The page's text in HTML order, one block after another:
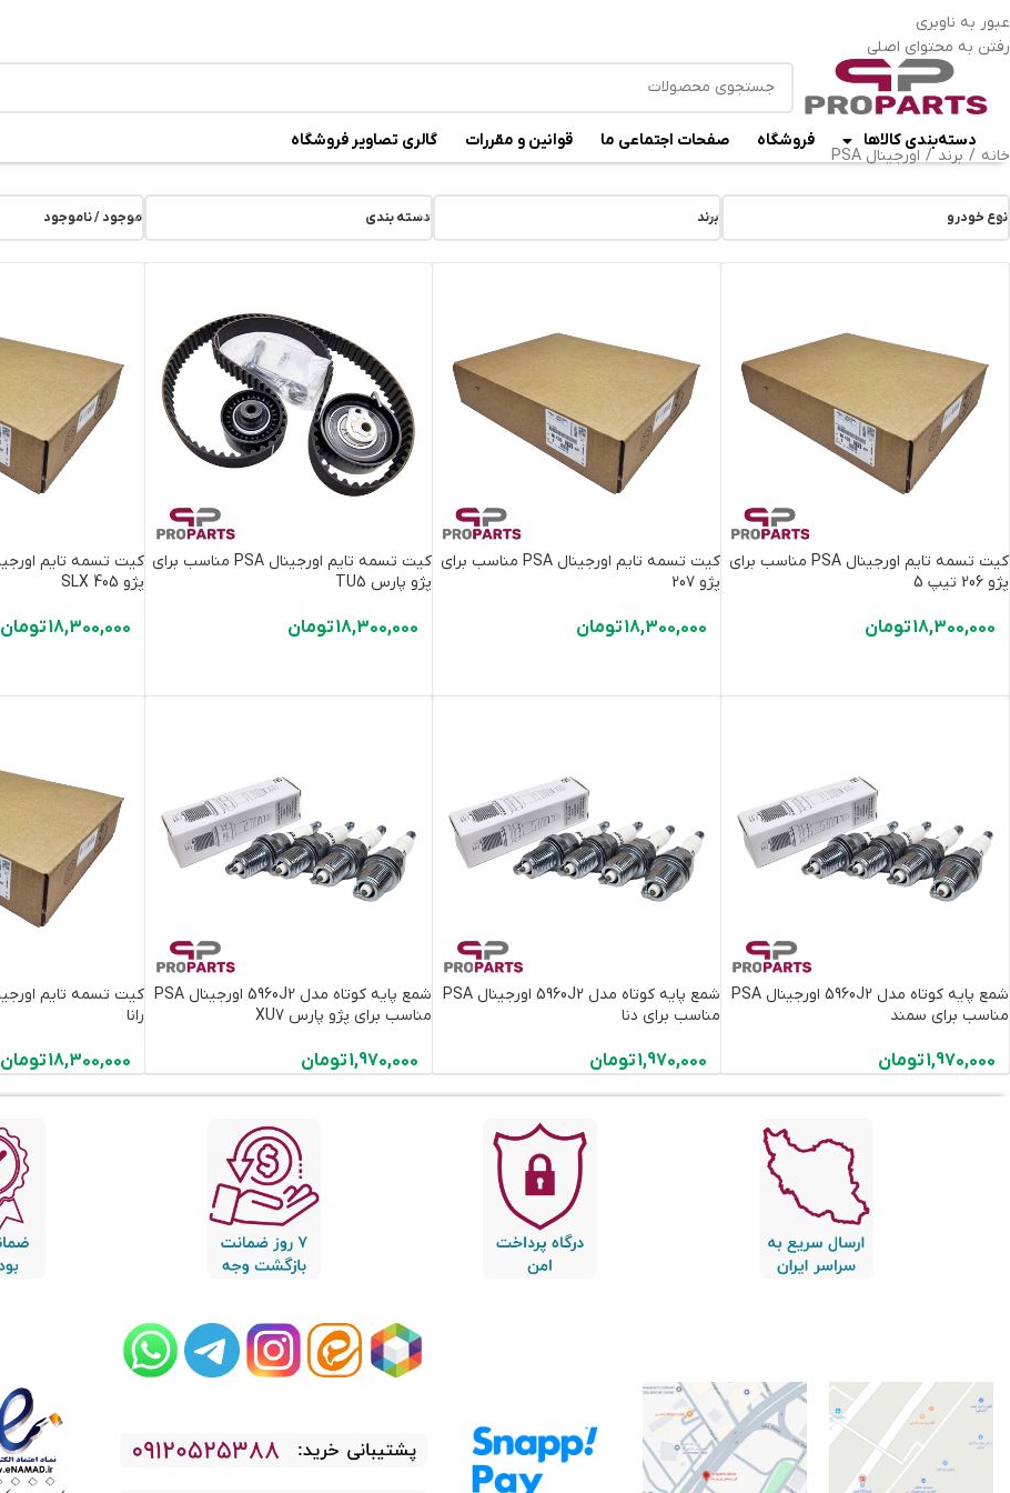
عبور به ناوبری
رفتن به محتوای اصلی
دسته‌بندی کالاها فروشگاه صفحات اجتماعی ما قوانین و مقررات گالری تصاویر فروشگاه
خانه / برند/ اورجینال PSA
نوع خودرو برند دسته بندی موجود / ناموجود
کیت تسمه تایم اورجینال PSA مناسب برای
پژو 206 تیپ 5
18,300,000تومان
کیت تسمه تایم اورجینال PSA مناسب برای
پژو 207
18,300,000تومان
کیت تسمه تایم اورجینال PSA مناسب برای
پژو پارس TU5
18,300,000تومان
پژو 405 SLX
18,300,000تومان
شمع پایه کوتاه مدل 5960J2 اورجینال PSA
مناسب برای سمند
1,970,000تومان
شمع پایه کوتاه مدل 5960J2 اورجینال PSA
مناسب برای دنا
1,970,000تومان
شمع پایه کوتاه مدل 5960J2 اورجینال PSA
مناسب برای پژو پارس XU7
1,970,000تومان
رانا
18,300,000تومان
Read
Read
Read
Read
Read